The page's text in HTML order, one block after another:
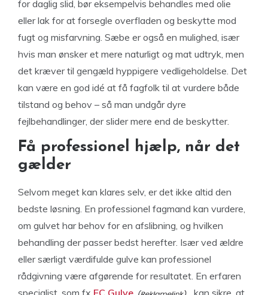
for daglig slid, bør eksempelvis behandles med olie
eller lak for at forsegle overfladen og beskytte mod
fugt og misfarvning. Sæbe er også en mulighed, især
hvis man ønsker et mere naturligt og mat udtryk, men
det kræver til gengæld hyppigere vedligeholdelse. Det
kan være en god idé at få fagfolk til at vurdere både
tilstand og behov – så man undgår dyre
fejlbehandlinger, der slider mere end de beskytter.
Få professionel hjælp, når det
gælder
Selvom meget kan klares selv, er det ikke altid den
bedste løsning. En professionel fagmand kan vurdere,
om gulvet har behov for en afslibning, og hvilken
behandling der passer bedst herefter. Især ved ældre
eller særligt værdifulde gulve kan professionel
rådgivning være afgørende for resultatet. En erfaren
specialist, som fx EC Gulve , kan sikre, at